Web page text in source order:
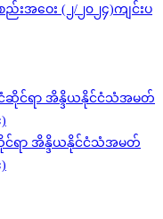
းအဝေး (၂/၂၀၂၄)ကျင်းပ
ဆိုင်ရာ အိန္ဒိယနိုင်ငံသံအမတ်